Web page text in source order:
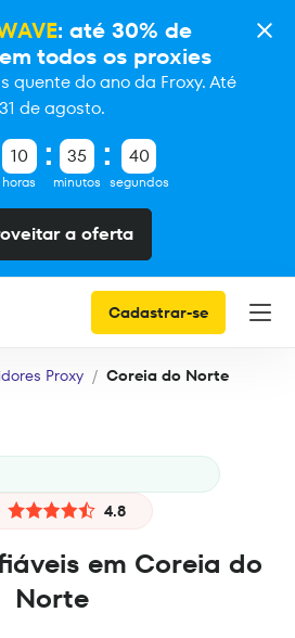
: até 30% de
todos os proxies
quente do ano da Froxy. Até
31 de agosto.
10
horas
35
minutos
39
segundos
a oferta
Cadastrar-se
Proxy Coreia do Norte
4.8
em Coreia do
Norte